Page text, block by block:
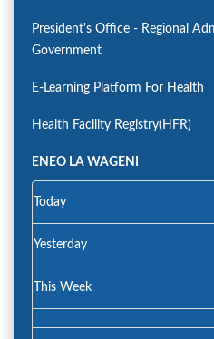
President's Office - Regional
Government
E-Learning Platform For Health
Health Facility Registry(HFR)
ENEO LA WAGENI
Today
Yesterday
This Week